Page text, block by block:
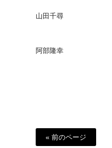
山田千尋
阿部隆幸
« 前のページ